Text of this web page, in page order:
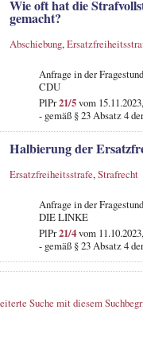
Wie oft hat die
gemacht?
Abschiebung,
Anfrage in der
CDU
PlPr21/5vom
- gemäß § 23 Absatz 4
Halbierung der
Ersatzfreiheitsstrafe,Strafrecht
Anfrage in der
DIE LINKE
PlPr21/4vom
- gemäß § 23 Absatz 4
Suche mit diesem